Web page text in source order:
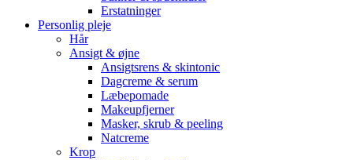
Erstatninger
Personlig pleje
Hår
Ansigt & øjne
Ansigtsrens & skintonic
Dagcreme & serum
Læbepomade
Makeupfjerner
Masker, skrub & peeling
Natcreme
Krop